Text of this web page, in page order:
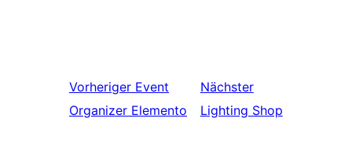
Vorheriger Event
Organizer Elemento
Nächster
Lighting Shop